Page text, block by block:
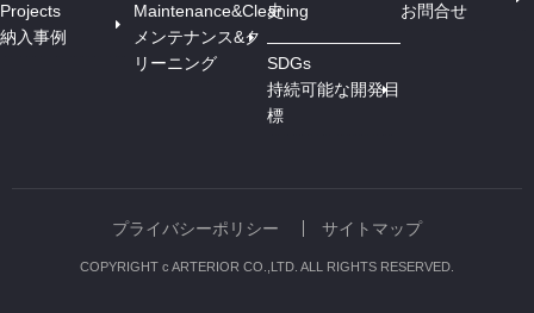
Projects
納入事例
Maintenance&Cleaning
メンテナンス&ク
リーニング
史
SDGs
持続可能な開発目
標
お問合せ
プライバシーポリシー サイトマップ
COPYRIGHT c ARTERIOR CO.,LTD. ALL RIGHTS RESERVED.